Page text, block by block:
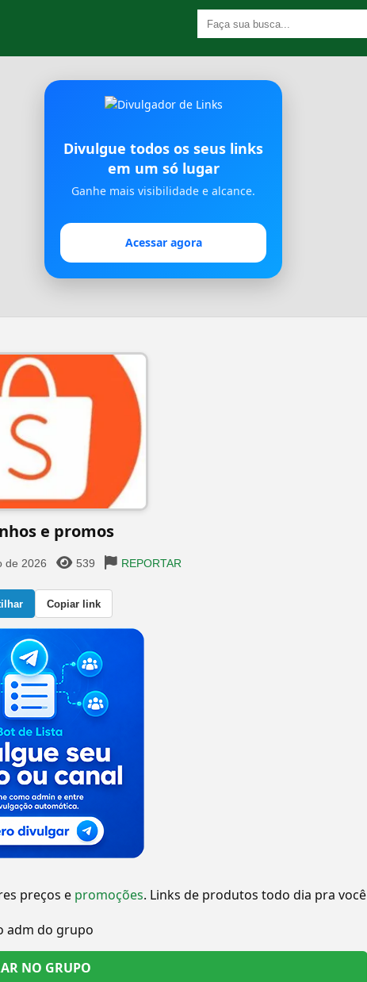
Divulgue todos os seus links
em um só lugar
Ganhe mais visibilidade e alcance.
Acessar agora
e promos
de 2026 539 REPORTAR
Copiar link
preços e promoções. Links de produtos todo dia pra você
adm do grupo
NO GRUPO